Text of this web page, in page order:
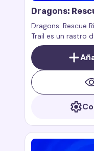
Dragons:
Cursor Trail
Dragons: Rescue
Trail es un rastro
personalizado
personaje Splish
Dragons: Rescue
dragón alegre al
puede crear